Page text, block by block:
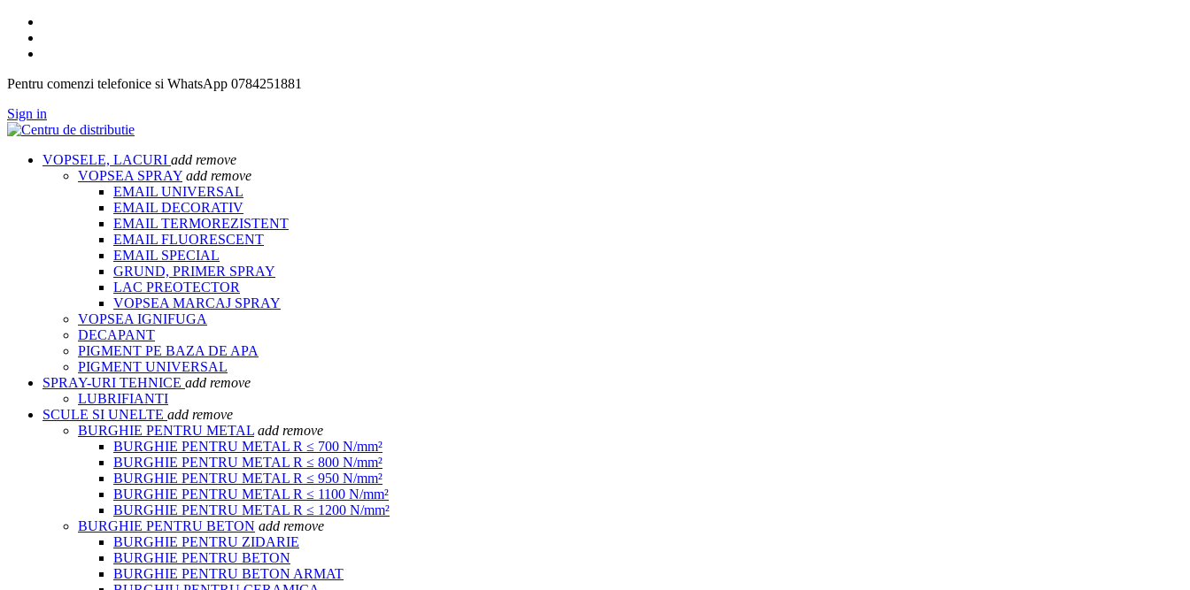
Pentru comenzi telefonice si WhatsApp 0784251881
Sign in
VOPSELE, LACURI add remove
VOPSEA SPRAY add remove
EMAIL UNIVERSAL
EMAIL DECORATIV
EMAIL TERMOREZISTENT
EMAIL FLUORESCENT
EMAIL SPECIAL
GRUND, PRIMER SPRAY
LAC PREOTECTOR
VOPSEA MARCAJ SPRAY
VOPSEA IGNIFUGA
DECAPANT
PIGMENT PE BAZA DE APA
PIGMENT UNIVERSAL
SPRAY-URI TEHNICE add remove
LUBRIFIANTI
SCULE SI UNELTE add remove
BURGHIE PENTRU METAL add remove
BURGHIE PENTRU METAL R ≤ 700 N/mm²
BURGHIE PENTRU METAL R ≤ 800 N/mm²
BURGHIE PENTRU METAL R ≤ 950 N/mm²
BURGHIE PENTRU METAL R ≤ 1100 N/mm²
BURGHIE PENTRU METAL R ≤ 1200 N/mm²
BURGHIE PENTRU BETON add remove
BURGHIE PENTRU ZIDARIE
BURGHIE PENTRU BETON
BURGHIE PENTRU BETON ARMAT